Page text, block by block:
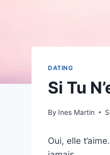
DATING
Si Tu
By Ines Martin
Oui, elle